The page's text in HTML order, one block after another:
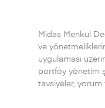
Midas Menkul
ve
uygulaması
portföy yönetim
tavsiyeler, yorum